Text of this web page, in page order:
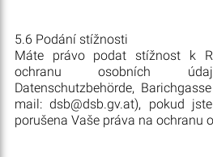
5.6 Podání stížnosti
Máte právo podat stížnost k
ochranu osobních
Datenschutzbehörde,
mail: dsb@dsb.gv.at), pokud
porušena Vaše práva na ochranu